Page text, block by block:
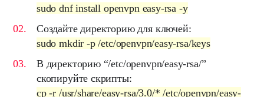
sudo dnf install openvpn easy-rsa -y
Создайте директорию для ключей:
sudo mkdir -p /etc/openvpn/easy-rsa/keys
В директорию “/etc/openvpn/easy-rsa/”
скопируйте скрипты:
cp -r /usr/share/easy-rsa/3.0/* /etc/openvpn/easy-